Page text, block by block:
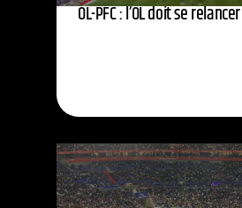
OL-PFC : l’OL doit se relancer